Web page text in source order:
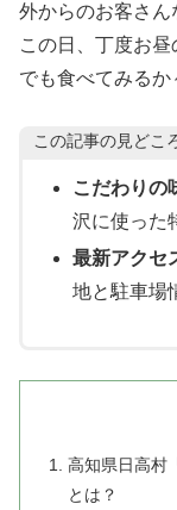
外からのお客さ
この日、丁度お
でも食べてみるか
この記事の見どこ
こだわりの
沢に使った
最新アクセ
地と駐車場
高知県日高村
とは？